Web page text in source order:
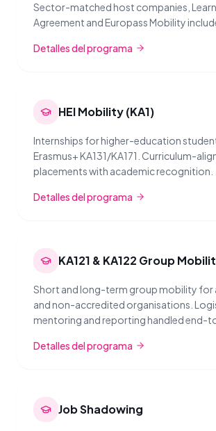
Sector-matched host companies,
Agreement and Europass Mobility
Detalles del programa
HEI Mobility (KA1)
Internships for higher-education
Erasmus+ KA131/KA171. Curriculum-
placements with academic recognition.
Detalles del programa
KA121 & KA122 Group
Short and long-term group mobility for
and non-accredited organisations.
mentoring and reporting handled end-
Detalles del programa
Job Shadowing